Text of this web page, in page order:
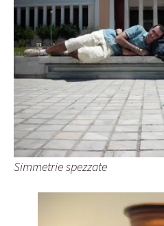
Simmetrie spezzate